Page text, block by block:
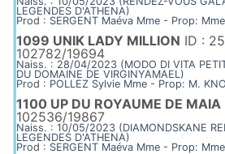
LEGENDES D'ATHENA)
Prod : SERGENT Maéva Mme - Prop:
1099 UNIK LADY MILLION ID :
102782/19694
Naiss. : 28/04/2023 (MODO DI VITA
DU DOMAINE DE VIRGINYAMAEL)
Prod : POLLEZ Sylvie Mme - Prop: M.
1100 UP DU ROYAUME DE MAIA
102536/19867
Naiss. : 10/05/2023 (DIAMONDSKANE
LEGENDES D'ATHENA)
Prod : SERGENT Maéva Mme - Prop: